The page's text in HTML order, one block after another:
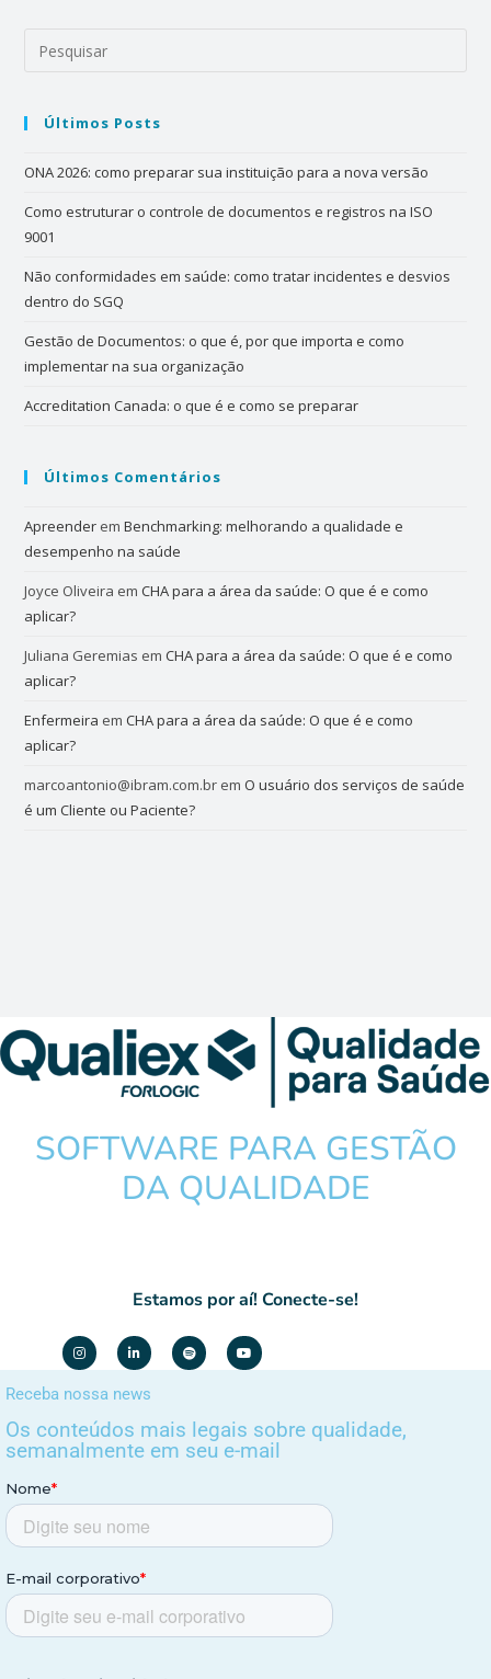
Últimos Posts
ONA 2026: como preparar sua instituição para a nova versão
Como estruturar o controle de documentos e registros na ISO
9001
Não conformidades em saúde: como tratar incidentes e desvios
dentro do SGQ
Gestão de Documentos: o que é, por que importa e como
implementar na sua organização
Accreditation Canada: o que é e como se preparar
Últimos Comentários
Apreender emBenchmarking: melhorando a qualidade e
desempenho na saúde
Joyce Oliveira emCHA para a área da saúde: O que é e como
aplicar?
Juliana Geremias emCHA para a área da saúde: O que é e como
aplicar?
Enfermeira emCHA para a área da saúde: O que é e como
aplicar?
marcoantonio@ibram.com.br em O usuário dos serviços de saúde
é um Cliente ou Paciente?
SOFTWARE PARA GESTÃO
DA QUALIDADE
Estamos por aí! Conecte-se!
Receba nossa news
Os conteúdos mais legais sobre qualidade,
semanalmente em seu e-mail